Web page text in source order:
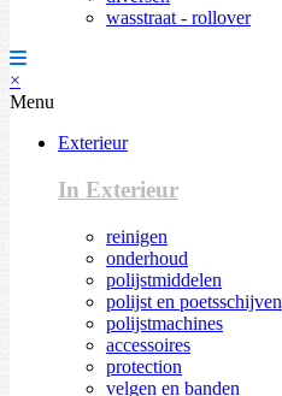
wasstraat - rollover
×
Menu
Exterieur
In Exterieur
reinigen
onderhoud
polijstmiddelen
polijst en poetsschijven
polijstmachines
accessoires
protection
velgen en banden